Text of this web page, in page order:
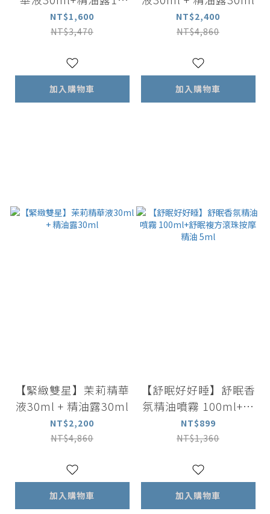
ml
NT$1,600
NT$3,470
加入購物車
NT$2,400
NT$4,860
加入購物車
【緊緻雙星】茉莉精華
液30ml + 精油露30ml
NT$2,200
NT$4,860
加入購物車
【舒眠好好睡】舒眠香
氛精油噴霧 100ml+舒
眠複方滾珠按摩精油 5
ml
NT$899
NT$1,360
加入購物車